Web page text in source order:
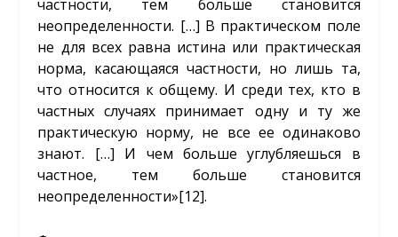
частности, тем больше становится
неопределенности. […] В практическом поле
не для всех равна истина или практическая
норма, касающаяся частности, но лишь та,
что относится к общему. И среди тех, кто в
частных случаях принимает одну и ту же
практическую норму, не все ее одинаково
знают. […] И чем больше углубляешься в
частное, тем больше становится
неопределенности»[12].